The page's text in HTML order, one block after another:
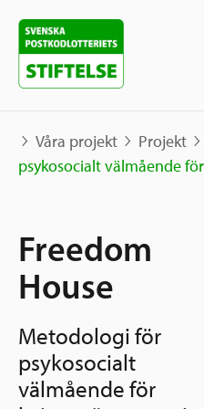
Projekt
Karta
Berättelser
Våra stöd
Grannskapsinitiativet
Utlysningar
Samhällsentreprenörskap
Sök stöd
Ansök
Våra projekt Projekt
psykosocialt välmående
Freedom
House
Metodologi för
psykosocialt
välmående för